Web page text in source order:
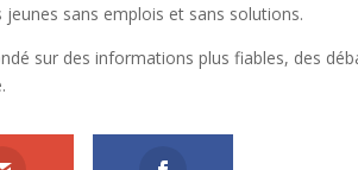
sans emplois et sans solutions.
sur des informations plus fiables, des